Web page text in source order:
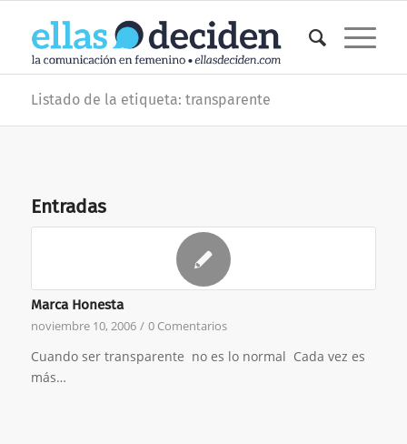
Listado de la etiqueta: transparente
Entradas
Marca Honesta
noviembre 10, 2006 / 0 Comentarios
Cuando ser transparente no es lo normal Cada vez es
más…